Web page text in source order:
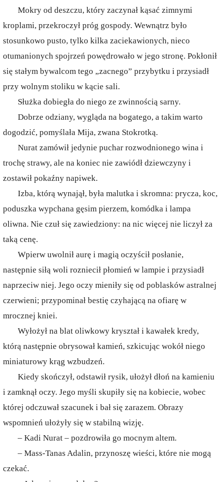
Mokry od deszczu, który zaczynał kąsać zimnymi
kroplami, przekroczył próg gospody. Wewnątrz było
stosunkowo pusto, tylko kilka zaciekawionych, nieco
otumanionych spojrzeń powędrowało w jego stronę. Pokłonił
się stałym bywalcom tego „zacnego” przybytku i przysiadł
przy wolnym stoliku w kącie sali.
Służka dobiegła do niego ze zwinnością sarny.
Dobrze odziany, wygląda na bogatego, a takim warto
dogodzić, pomyślała Mija, zwana Stokrotką.
Nurat zamówił jedynie puchar rozwodnionego wina i
trochę strawy, ale na koniec nie zawiódł dziewczyny i
zostawił pokaźny napiwek.
Izba, którą wynajął, była malutka i skromna: prycza, koc,
poduszka wypchana gęsim pierzem, komódka i lampa
oliwna. Nie czuł się zawiedziony: na nic więcej nie liczył za
taką cenę.
Wpierw uwolnił aurę i magią oczyścił posłanie,
następnie siłą woli rozniecił płomień w lampie i przysiadł
naprzeciw niej. Jego oczy mieniły się od poblasków astralnej
czerwieni; przypominał bestię czyhającą na ofiarę w
mrocznej kniei.
Wyłożył na blat oliwkowy kryształ i kawałek kredy,
którą następnie obrysował kamień, szkicując wokół niego
miniaturowy krąg wzbudzeń.
Kiedy skończył, odstawił rysik, ułożył dłoń na kamieniu
i zamknął oczy. Jego myśli skupiły się na kobiecie, wobec
której odczuwał szacunek i bał się zarazem. Obrazy
wspomnień ułożyły się w stabilną wizję.
– Kadi Nurat – pozdrowiła go mocnym altem.
– Mass-Tanas Adalin, przynoszę wieści, które nie mogą
czekać.